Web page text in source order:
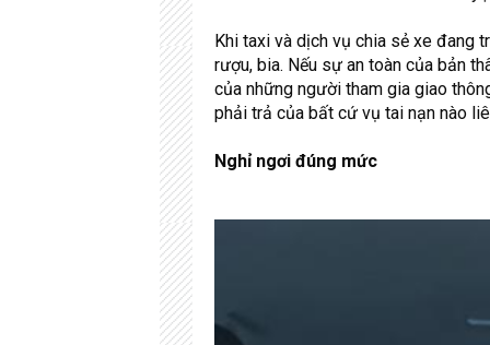
Khi taxi và dịch vụ chia sẻ xe đang
rượu, bia. Nếu sự an toàn của bản
của những người tham gia giao
phải trả của bất cứ vụ tai nạn nào
Nghỉ ngơi đúng mức